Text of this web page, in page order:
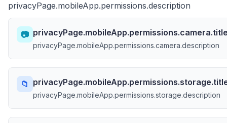
privacyPage.mobileApp.permissions.description
📷
privacyPage.mobileApp.permissions.camera.description
📁
privacyPage.mobileApp.permissions.storage.description